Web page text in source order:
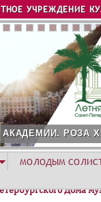
navigation
УЧРЕЖДЕНИЕ
АКАДЕМИИ. РОЗА
Дома
МОЛОДЫМ